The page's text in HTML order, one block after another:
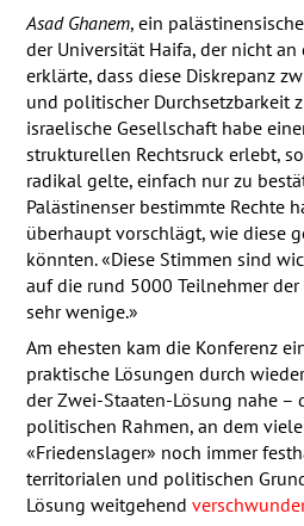
Asad Ghanem, ein
der Universität Haifa, der nicht
erklärte, dass diese Diskrepanz
und politischer Durchsetzbarkeit
israelische Gesellschaft habe
strukturellen Rechtsruck erlebt,
radikal gelte, einfach nur zu
Palästinenser bestimmte Rechte
überhaupt vorschlägt, wie diese
könnten. «Diese Stimmen sind
auf die rund 5000 Teilnehmer der
sehr wenige.»
Am ehesten kam die Konferenz
praktische Lösungen durch
der Zwei-Staaten-Lösung nahe –
politischen Rahmen, an dem
«Friedenslager» noch immer
territorialen und politischen
Lösung weitgehend